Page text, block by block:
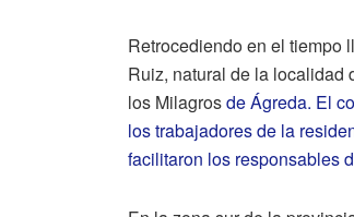
Retrocediendo en el tiempo
Ruiz, natural de la localidad
los Milagrosde Ágreda. El
los trabajadores de la
facilitaron los responsables